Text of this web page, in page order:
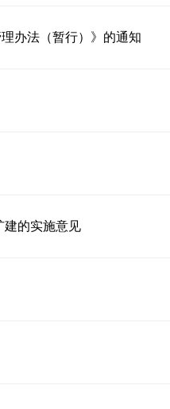
办法（暂行）》的通知
建的实施意见